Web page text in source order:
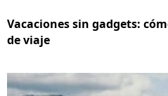
Vacaciones sin gadgets:
de viaje